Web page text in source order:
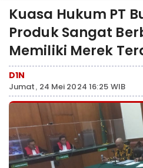
Kuasa Hukum PT
Produk Sangat
Memiliki Merek
D1N
Jumat, 24 Mei 2024 16:25 WIB